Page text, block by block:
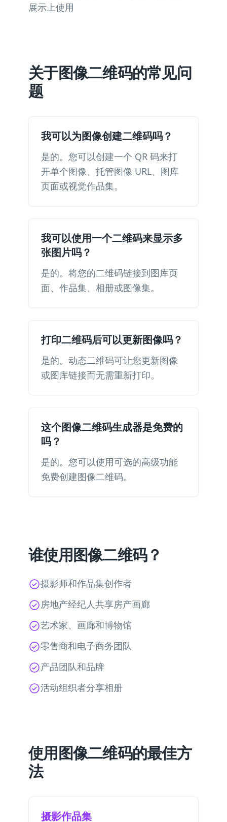
展示上使用
关于图像二维码的常见问
题
我可以为图像创建二维码吗？
是的。您可以创建一个 QR 码来打
开单个图像、托管图像 URL、图库
页面或视觉作品集。
我可以使用一个二维码来显示多
张图片吗？
是的。将您的二维码链接到图库页
面、作品集、相册或图像集。
打印二维码后可以更新图像吗？
是的。动态二维码可让您更新图像
或图库链接而无需重新打印。
这个图像二维码生成器是免费的
吗？
是的。您可以使用可选的高级功能
免费创建图像二维码。
谁使用图像二维码？
摄影师和作品集创作者
房地产经纪人共享房产画廊
艺术家、画廊和博物馆
零售商和电子商务团队
产品团队和品牌
活动组织者分享相册
使用图像二维码的最佳方
法
摄影作品集